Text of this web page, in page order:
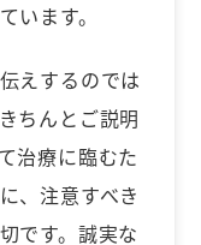
います。
えするのでは
ちんとご説明
治療に臨むた
、注意すべき
です。誠実な